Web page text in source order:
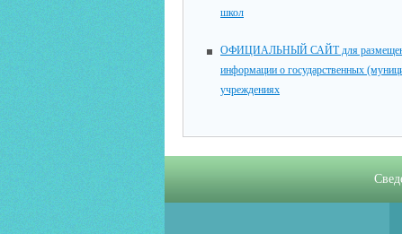
школ
ОФИЦИАЛЬНЫЙ САЙТ для
информации о государственных
учреждениях